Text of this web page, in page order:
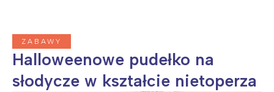
ZABAWY
Halloweenowe pudełko na
słodycze w kształcie nietoperza